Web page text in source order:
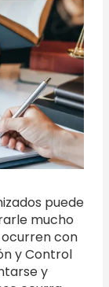
puede
mucho
ocurren con
y Control
y